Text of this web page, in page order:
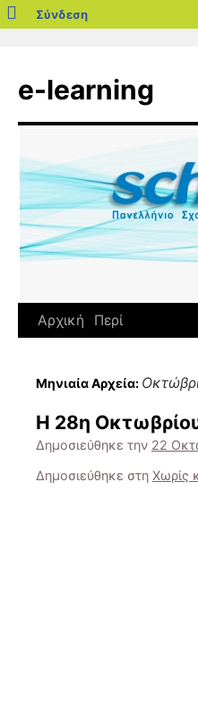
blogs.sch.gr
Σύνδεση
περιεχόμενο
e-learning
Αρχική Περί
Μηνιαία Αρχεία:
Η 28η
Δημοσιεύθηκε την 22
Δημοσιεύθηκε στη Χωρίς